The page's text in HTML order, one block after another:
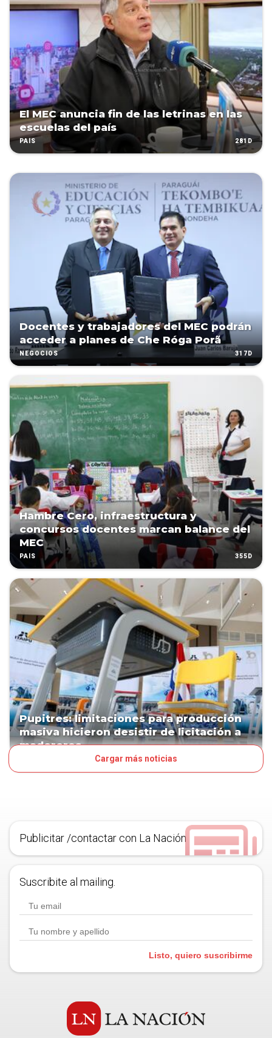
El MEC anuncia fin de las letrinas en las
escuelas del país
PAÍS 281D
Docentes y trabajadores del MEC podrán
acceder a planes de Che Róga Porã
NEGOCIOS 317D
Hambre Cero, infraestructura y
concursos docentes marcan balance del
MEC
PAÍS 355D
Pupitres: limitaciones para producción
masiva hicieron desistir de licitación a
madereros
Cargar más noticias
Publicitar /contactar con La Nación
Suscribite al mailing.
Listo, quiero suscribirme